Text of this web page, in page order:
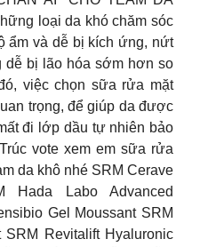
loại da khó chăm sóc
ẩm và dễ bị kích ứng, nứt
dễ bị lão hóa sớm hơn so
việc chọn sữa rửa mặt
trọng, để giúp da được
đi lớp dầu tự nhiên bảo
vote xem em sữa rửa
da khô nhé SRM Cerave
Hada Labo Advanced
Gel Moussant SRM
Revitalift Hyaluronic